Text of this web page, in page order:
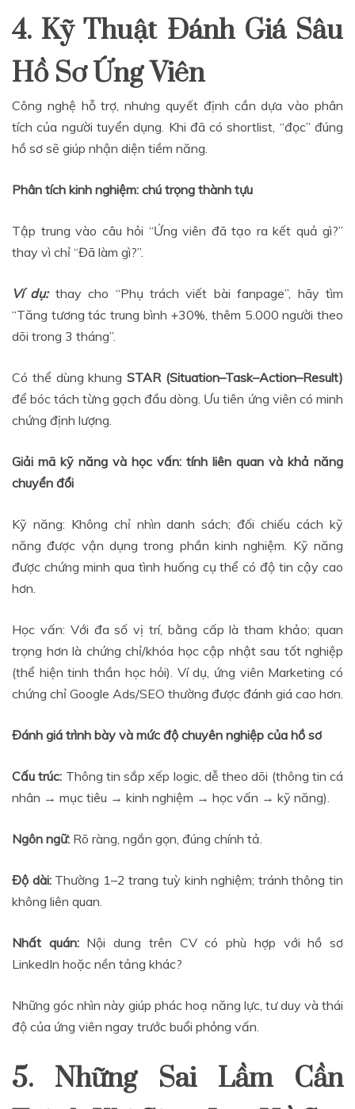
4. Kỹ Thuật Đánh Giá Sâu
Hồ Sơ Ứng Viên
Công nghệ hỗ trợ, nhưng quyết định cần dựa vào phân
tích của người tuyển dụng. Khi đã có shortlist, “đọc” đúng
hồ sơ sẽ giúp nhận diện tiềm năng.
Phân tích kinh nghiệm: chú trọng thành tựu
Tập trung vào câu hỏi “Ứng viên đã tạo ra kết quả gì?”
thay vì chỉ “Đã làm gì?”.
Ví dụ:thay cho “Phụ trách viết bài fanpage”, hãy tìm
“Tăng tương tác trung bình +30%, thêm 5.000 người theo
dõi trong 3 tháng”.
Có thể dùng khungSTAR (Situation–Task–Action–Result)
để bóc tách từng gạch đầu dòng. Ưu tiên ứng viên có minh
chứng định lượng.
Giải mã kỹ năng và học vấn: tính liên quan và khả năng
chuyển đổi
Kỹ năng: Không chỉ nhìn danh sách; đối chiếu cách kỹ
năng được vận dụng trong phần kinh nghiệm. Kỹ năng
được chứng minh qua tình huống cụ thể có độ tin cậy cao
hơn.
Học vấn: Với đa số vị trí, bằng cấp là tham khảo; quan
trọng hơn là chứng chỉ/khóa học cập nhật sau tốt nghiệp
(thể hiện tinh thần học hỏi). Ví dụ, ứng viên Marketing có
chứng chỉ Google Ads/SEO thường được đánh giá cao hơn.
Đánh giá trình bày và mức độ chuyên nghiệp của hồ sơ
Cấu trúc: Thông tin sắp xếp logic, dễ theo dõi (thông tin cá
nhân → mục tiêu → kinh nghiệm → học vấn → kỹ năng).
Ngôn ngữ: Rõ ràng, ngắn gọn, đúng chính tả.
Độ dài:Thường 1–2 trang tuỳ kinh nghiệm; tránh thông tin
không liên quan.
Nhất quán:Nội dung trên CV có phù hợp với hồ sơ
LinkedIn hoặc nền tảng khác?
Những góc nhìn này giúp phác hoạ năng lực, tư duy và thái
độ của ứng viên ngay trước buổi phỏng vấn.
5. Những Sai Lầm Cần